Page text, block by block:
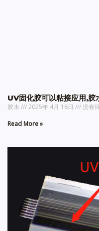
UV固化胶可以粘接应用,胶
胶水 2025年 4月 18日
没有
Read More »